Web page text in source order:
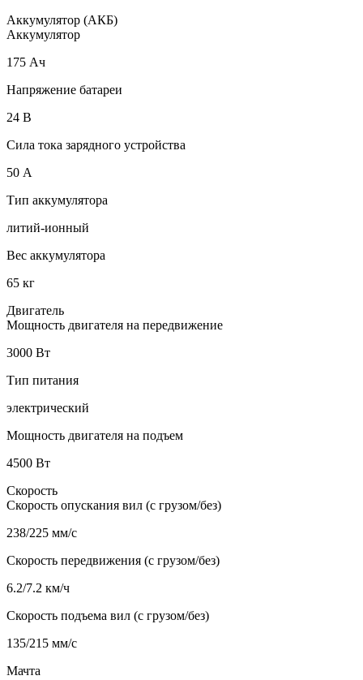
Аккумулятор (АКБ)
Аккумулятор
175 Ач
Напряжение батареи
24 B
Сила тока зарядного устройства
50 А
Тип аккумулятора
литий-ионный
Вес аккумулятора
65 кг
Двигатель
Мощность двигателя на передвижение
3000 Вт
Тип питания
электрический
Мощность двигателя на подъем
4500 Вт
Скорость
Скорость опускания вил (с грузом/без)
238/225 мм/с
Скорость передвижения (с грузом/без)
6.2/7.2 км/ч
Скорость подъема вил (с грузом/без)
135/215 мм/с
Мачта